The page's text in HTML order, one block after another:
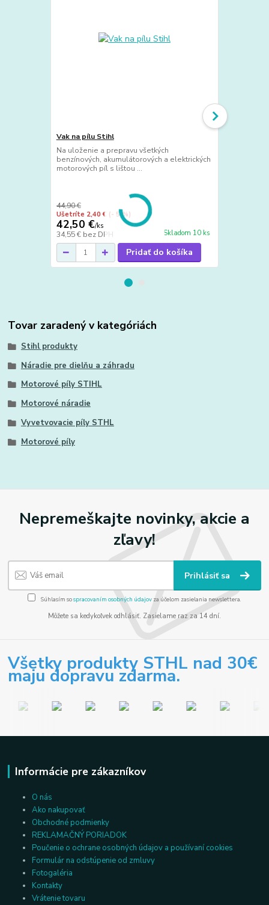
Vak na pílu Stihl
Na uloženie a prepravu všetkých
benzínových, akumulátorových a elektrických
motorových píl s lištou ...
44,90 €
Ušetríte 2,40 € (- 5 %)
42,50 €/ks
34,55 € bez DPH Skladom 10 ks
Pridať do košíka
Tovar zaradený v kategóriách
Stihl produkty
Náradie pre dielňu a záhradu
Motorové píly STIHL
Motorové náradie
Vyvetvovacie píly STHL
Motorové píly
Nepremeškajte novinky, akcie a
zľavy!
Prihlásiť sa
Súhlasím sospracovaním osobných údajov za účelom zasielania newslettera.
Môžete sa kedykoľvek odhlásiť. Zasielame raz za 14 dní.
Všetky produkty STHL nad 30€
maju dopravu zdarma.
Informácie pre zákazníkov
O nás
Ako nakupovať
Obchodné podmienky
REKLAMAČNÝ PORIADOK
Poučenie o ochrane osobných údajov a používaní cookies
Formulár na odstúpenie od zmluvy
Fotogaléria
Kontakty
Vrátenie tovaru